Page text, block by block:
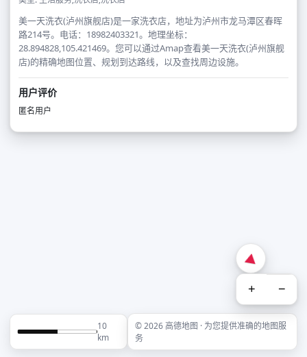
美一天洗衣(泸州旗舰店)是一家洗衣店，地址为泸州市龙马潭区春晖
路214号。电话：18982403321。地理坐标：
28.894828,105.421469。您可以通过Amap查看美一天洗衣(泸州旗舰
店)的精确地图位置、规划到达路线，以及查找周边设施。
用户评价
匿名用户
+ −
10
km
© 2026 高德地图 · 为您提供准确的地图服
务